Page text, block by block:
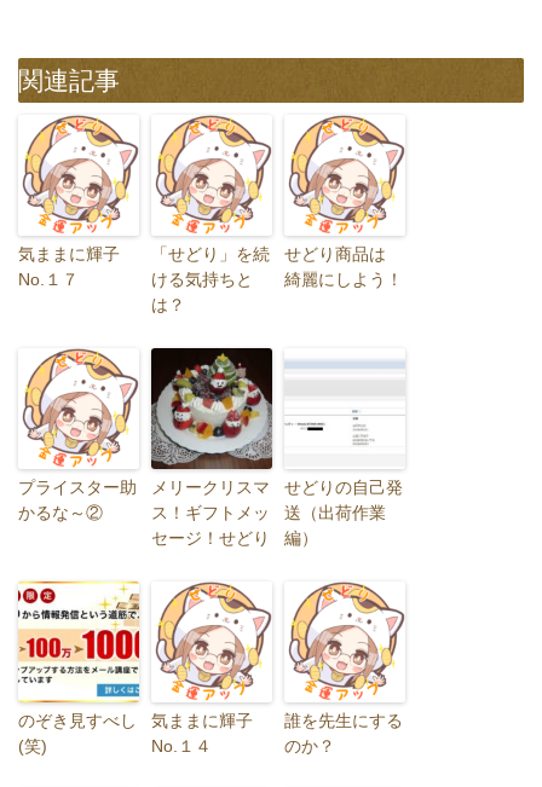
関連記事
気ままに輝子
No.１７
「せどり」を続
ける気持ちと
は？
せどり商品は
綺麗にしよう！
プライスター助
かるな～②
メリークリスマ
ス！ギフトメッ
セージ！せどり
せどりの自己発
送（出荷作業
編）
のぞき見すべし
(笑)
気ままに輝子
No.１４
誰を先生にする
のか？